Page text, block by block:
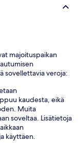
majoituspaikan
sovellettavia veroja:
kaudesta, eikä
Muita
soveltaa. Lisätietoja
käyttäen.